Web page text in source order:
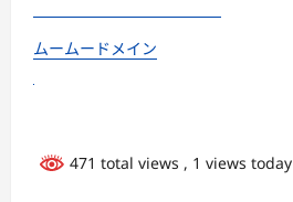
ムームードメイン
471 total views , 1 views today